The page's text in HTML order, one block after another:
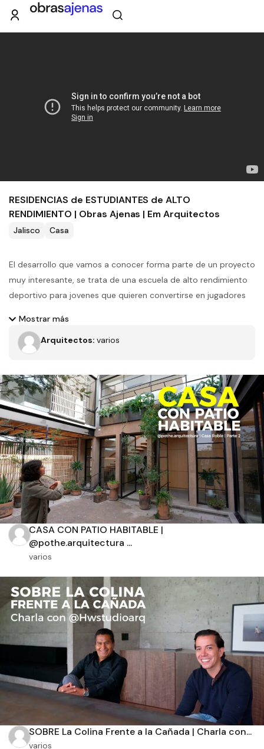
RESIDENCIAS de ESTUDIANTES de ALTO
RENDIMIENTO | Obras Ajenas | Em Arquitectos
Jalisco Casa
El desarrollo que vamos a conocer forma parte de un proyecto
muy interesante, se trata de una escuela de alto rendimiento
deportivo para jovenes que quieren convertirse en jugadores
Mostrar más
Arquitectos: varios
CASA CON PATIO HABITABLE |
@pothe.arquitectura ...
varios
SOBRE La Colina Frente a la Cañada | Charla con...
varios
Filtros
Tipo de obra Estado
Recamaras Baños
Dimensiones
m2 de construcción
m2 de terreno